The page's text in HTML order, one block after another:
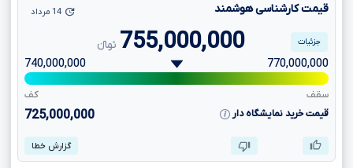
قیمت کارشناسی هوشمند
755,000,000 تومانءءء
14 مرداد
جزئیات
770,000,000
740,000,000
سقف
کف
قیمت خرید نمایشگاه دار
725,000,000
گزارش خطا